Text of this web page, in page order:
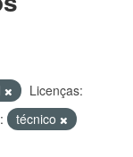
Licenças:
técnico